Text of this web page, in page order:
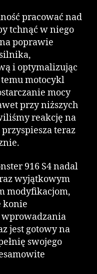
pracować nad
tchnąć w niego
poprawie
i optymalizując
motocykl
mocy
przy niższych
reakcję na
teraz
916 S4 nadal
wyjątkowym
modyfikacjom,
konie
wprowadzania
jest gotowy na
swojego